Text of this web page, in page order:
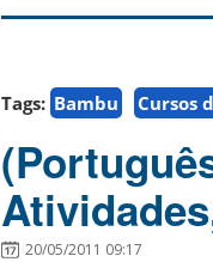
Tags: Bambu Cursos
20/05/2011 09:17